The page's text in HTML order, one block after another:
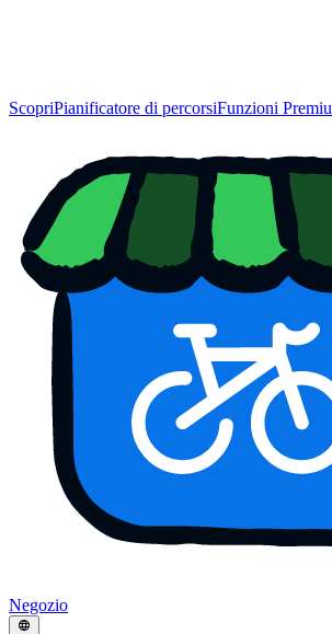
ScopriPianificatore di percorsiFunzioni
Negozio